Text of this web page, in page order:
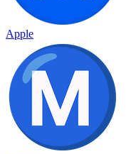
Apple